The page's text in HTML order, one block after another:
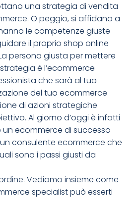
una strategia di vendita
O peggio, si affidano a
le competenze giuste
il proprio shop online
persona giusta per mettere
è l’ecommerce
che sarà al tuo
del tuo ecommerce
di azioni strategiche
Al giorno d’oggi è infatti
ecommerce di successo
consulente ecommerce che
sono i passi giusti da
Vediamo insieme come
specialist può esserti